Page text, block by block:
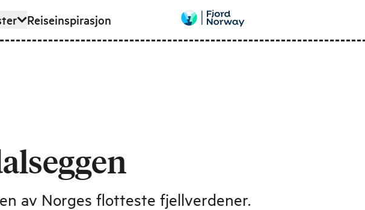
Reiseinspirasjon
av Norges flotteste fjellverdener.